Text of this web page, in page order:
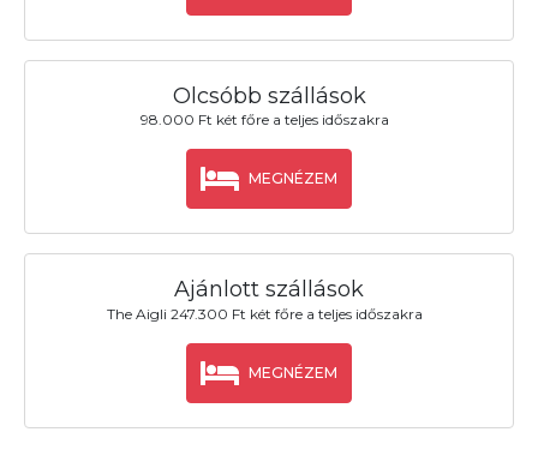
Olcsóbb szállások
98.000 Ft két főre a teljes időszakra
MEGNÉZEM
Ajánlott szállások
The Aigli 247.300 Ft két főre a teljes időszakra
MEGNÉZEM